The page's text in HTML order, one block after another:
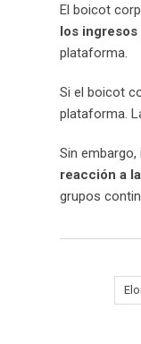
El boicot
los ingresos
plataforma.
Si el boicot
plataforma.
Sin
reacción a
grupos